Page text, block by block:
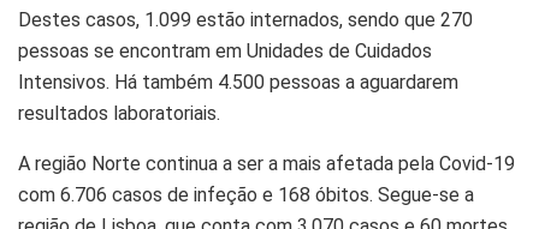
Destes casos, 1.099 estão internados, sendo que 270
pessoas se encontram em Unidades de Cuidados
Intensivos. Há também 4.500 pessoas a aguardarem
resultados laboratoriais.
A região Norte continua a ser a mais afetada pela Covid-19
com 6.706 casos de infeção e 168 óbitos. Segue-se a